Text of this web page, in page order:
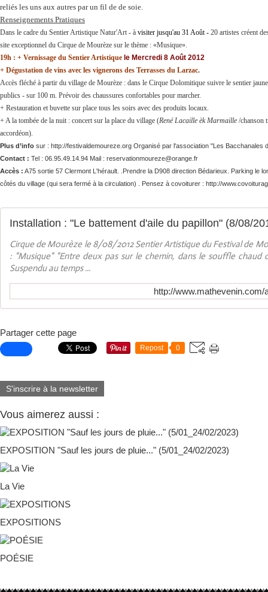
reliés les uns aux autres par un fil de de soie.
Renseignements Pratiques
Dans le cadre du Sentier Artistique Natur'Art - à visiter jusqu'au 31 Août - 20 artistes créent
site exceptionnel du Cirque de Mourèze sur le thème : «Musique».
19h : + Vernissage du Sentier Artistique le Mercredi 8 Août 2012
+ Dégustation de vins avec les vignerons des Terrasses du Larzac.
Accès fléché à partir du village de Mourèze : dans le Cirque Dolomitique suivre le sentier
publics - sur 100 m. Prévoir des chaussures confortables pour marcher.
+ Restauration et buvette sur place tous les soirs avec des produits locaux.
+ A la tombée de la nuit : concert sur la place du village (René Lacaille èk Marmaille /chanson
accordéon).
Plus d’info sur : http://festivaldemoureze.org Organisé par l'association "Les Bacchanales
Contact : Tel : 06.95.49.14.94 Mail : reservationmoureze@orange.fr
Accès : A75 sortie 57 Clermont L'hérault. .Prendre la D908 direction Bédarieux. Parking le
côtés du village (qui sera fermé à la circulation) .
Pensez à covoiturer : http://
Cirque de Mourèze le 8/08/2012 Sentier Artistique du Festival de
: "Musique" "Entre deux pas sur le chemin, dans le souffle chaud
Suspendu au temps ...
http://www.mathevenin.com/
Partager cette page
Repost 0
S'inscrire à la newsletter
Vous aimerez aussi :
EXPOSITION "Sauf les jours de pluie..." (5/01_24/02/2023)
La Vie
EXPOSITIONS
POÉSIE